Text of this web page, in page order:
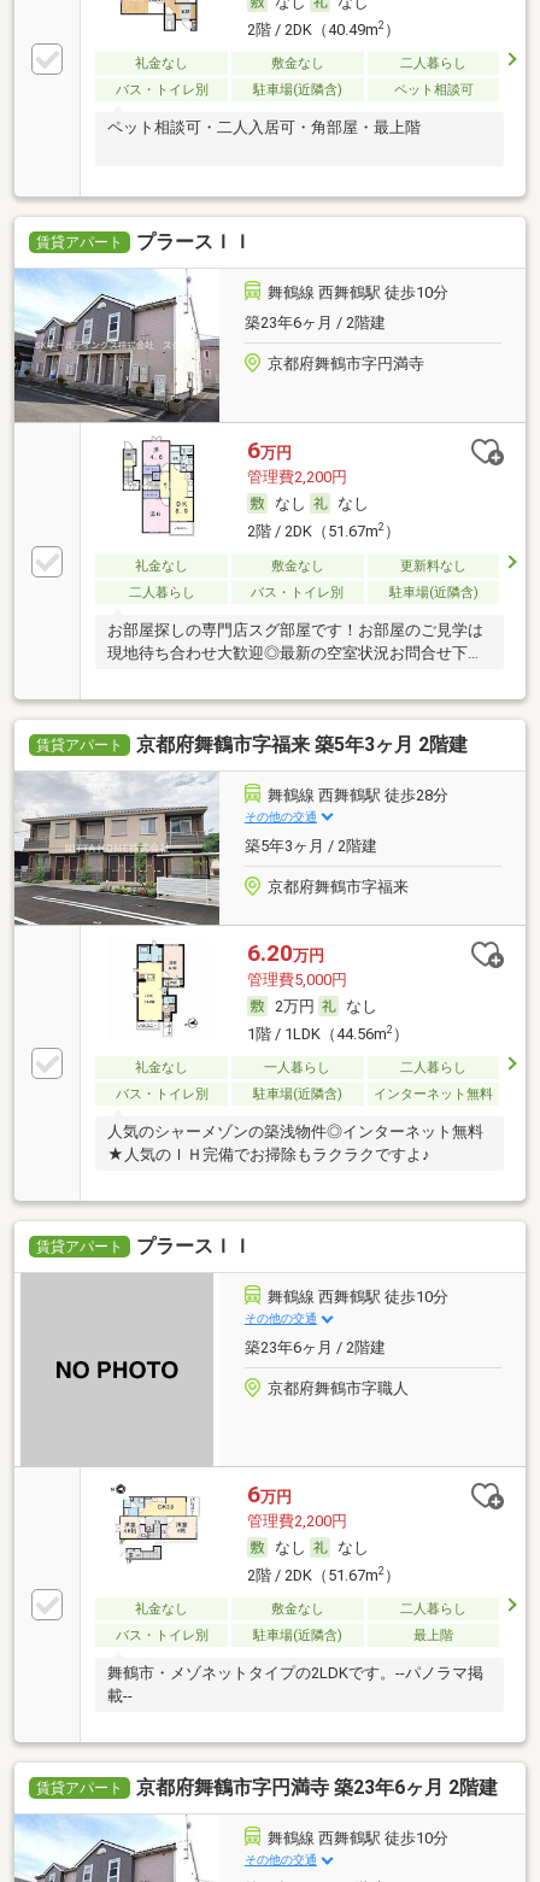
2階 / 2DK（40.49m2）
礼金なし 敷金なし
二人暮らし
バス・トイレ別
駐車場(近隣含) ペット相談可
ペット相談可・二人入居可・角部屋・最上階
賃貸アパート プラースＩＩ
舞鶴線 西舞鶴駅 徒歩10分
築23年6ヶ月 / 2階建
京都府舞鶴市字円満寺
6万円
管理費2,200円
なし
なし
2階 / 2DK（51.67m2）
礼金なし 敷金なし
更新料なし
二人暮らし
バス・トイレ別 駐車場(近隣含)
お部屋探しの専門店スグ部屋です！お部屋のご見学は
現地待ち合わせ大歓迎◎最新の空室状況お問合せ下さ
賃貸アパート 京都府舞鶴市字福来 築5年3ヶ月 2階建
舞鶴線 西舞鶴駅 徒歩28分
その他の交通
築5年3ヶ月 / 2階建
京都府舞鶴市字福来
6.20万円
管理費5,000円
2万円
なし
1階 / 1LDK（44.56m2）
礼金なし 一人暮らし
二人暮らし
バス・トイレ別
駐車場(近隣含) インターネット無料
人気のシャーメゾンの築浅物件◎インターネット無料
★人気のＩＨ完備でお掃除もラクラクですよ♪
賃貸アパート プラースＩＩ
舞鶴線 西舞鶴駅 徒歩10分
その他の交通
築23年6ヶ月 / 2階建
京都府舞鶴市字職人
6万円
管理費2,200円
なし
なし
2階 / 2DK（51.67m2）
礼金なし 敷金なし
二人暮らし
バス・トイレ別
駐車場(近隣含) 最上階
舞鶴市・メゾネットタイプの2LDKです。--パノラマ掲
載--
賃貸アパート 京都府舞鶴市字円満寺 築23年6ヶ月 2階建
舞鶴線 西舞鶴駅 徒歩10分
その他の交通